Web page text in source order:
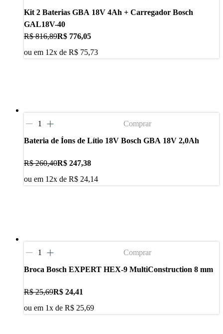
Kit 2 Baterias GBA 18V 4Ah + Carregador Bosch
GAL18V-40
R$ 816,89R$ 776,05
ou em 12x de R$ 75,73
Comprar
Bateria de Íons de Lítio 18V Bosch GBA 18V 2,0Ah
R$ 260,40R$ 247,38
ou em 12x de R$ 24,14
Comprar
Broca Bosch EXPERT HEX-9 MultiConstruction 8 mm
R$ 25,69R$ 24,41
ou em 1x de R$ 25,69